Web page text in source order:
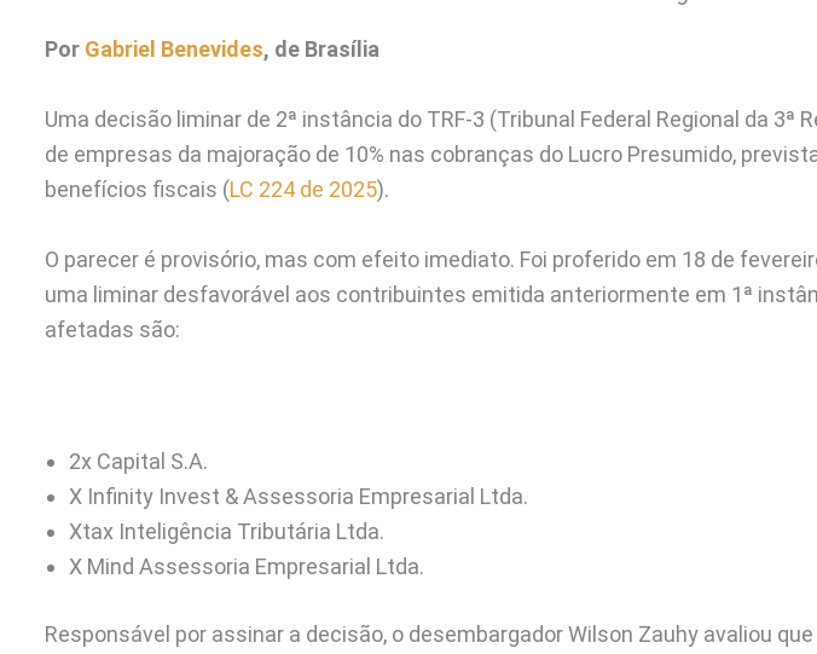
Por Gabriel Benevides, de Brasília
Uma decisão liminar de 2ª instância do TRF-3 (Tribunal Federal Regional da 3ª
de empresas da majoração de 10% nas cobranças do Lucro Presumido,
benefícios fiscais (LC 224 de 2025).
O parecer é provisório, mas com efeito imediato. Foi proferido em 18 de
uma liminar desfavorável aos contribuintes emitida anteriormente em 1ª
afetadas são:
2x Capital S.A.
X Infinity Invest & Assessoria Empresarial Ltda.
Xtax Inteligência Tributária Ltda.
X Mind Assessoria Empresarial Ltda.
Responsável por assinar a decisão, o desembargador Wilson Zauhy avaliou